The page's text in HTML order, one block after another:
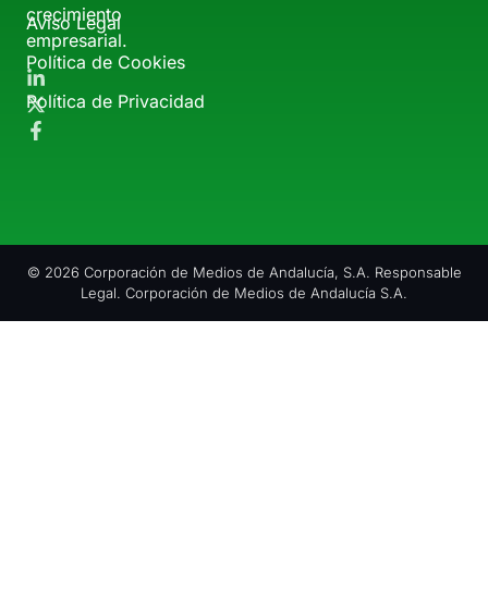
crecimiento
empresarial.
Aviso Legal
Política de Cookies
Política de Privacidad
© 2026 Corporación de Medios de Andalucía, S.A. Responsable
Legal. Corporación de Medios de Andalucía S.A.